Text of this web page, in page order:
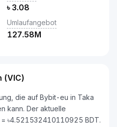
৳ 3.08
Umlaufangebot
127.58M
(VIC)
die auf Bybit-eu in Taka
kann. Der aktuelle
৳4.521532410110925 BDT.